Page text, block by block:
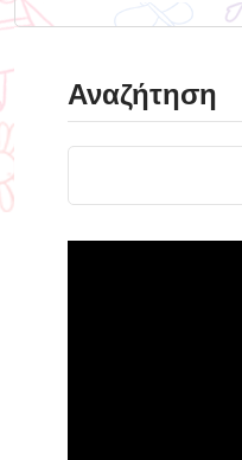
Αναζήτηση